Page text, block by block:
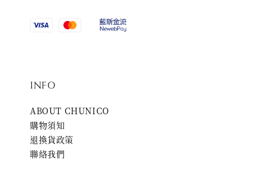
INFO
ABOUT CHUNICO
購物須知
退換貨政策
聯絡我們